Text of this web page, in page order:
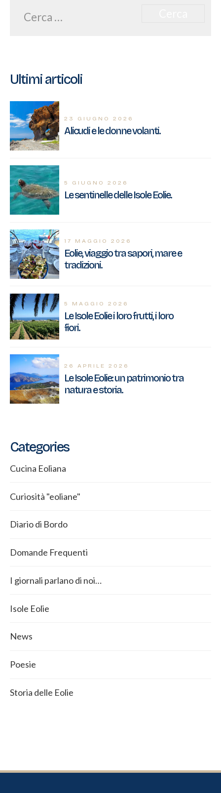
per:
Ultimi articoli
23 GIUGNO 2026
Alicudi e le donne volanti.
5 GIUGNO 2026
Le sentinelle delle Isole Eolie.
17 MAGGIO 2026
Eolie, viaggio tra sapori, mare e
tradizioni.
5 MAGGIO 2026
Le Isole Eolie i loro frutti, i loro
fiori.
26 APRILE 2026
Le Isole Eolie: un patrimonio tra
natura e storia.
Categories
Cucina Eoliana
Curiosità "eoliane"
Diario di Bordo
Domande Frequenti
I giornali parlano di noi…
Isole Eolie
News
Poesie
Storia delle Eolie